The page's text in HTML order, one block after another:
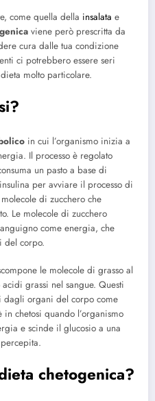
come quella della insalata e
viene però prescritta da
cura dalle tua condizione
ci potrebbero essere seri
molto particolare.
in cui l’organismo inizia a
Il processo è regolato
un pasto a base di
per avviare il processo di
di zucchero che
Le molecole di zucchero
come energia, che
del corpo.
le molecole di grasso al
grassi nel sangue. Questi
dagli organi del corpo come
chetosi quando l’organismo
e scinde il glucosio a una
chetogenica?